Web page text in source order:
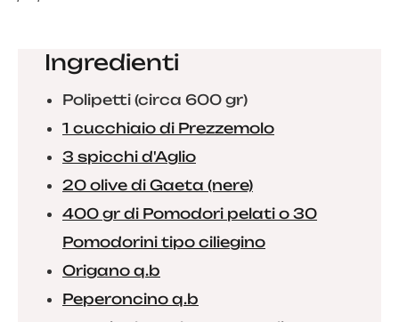
Ingredienti
Polipetti (circa 600 gr)
1 cucchiaio di Prezzemolo
3 spicchi d'Aglio
20 olive di Gaeta (nere)
400 gr di Pomodori pelati o 30
Pomodorini tipo ciliegino
Origano q.b
Peperoncino q.b